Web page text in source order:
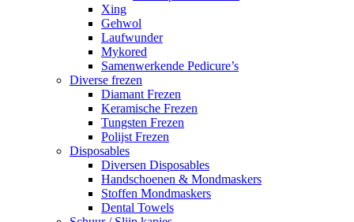
Xing
Gehwol
Laufwunder
Mykored
Samenwerkende Pedicure’s
Diverse frezen
Diamant Frezen
Keramische Frezen
Tungsten Frezen
Polijst Frezen
Disposables
Diversen Disposables
Handschoenen & Mondmaskers
Stoffen Mondmaskers
Dental Towels